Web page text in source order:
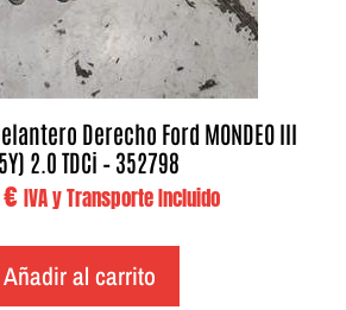
Derecho Ford MONDEO III
2.0 TDCi – 352798
€ IVA y Transporte Incluido
Añadir al carrito